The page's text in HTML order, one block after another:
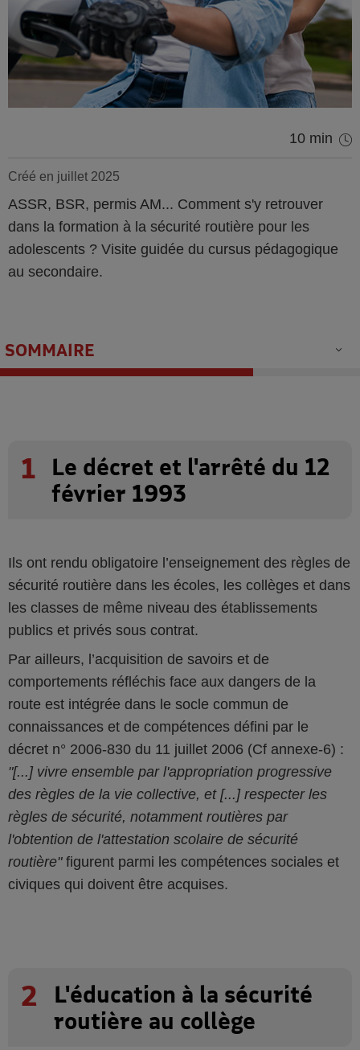
10 min
Créé en juillet 2025
ASSR, BSR, permis AM... Comment s'y retrouver
dans la formation à la sécurité routière pour les
adolescents ? Visite guidée du cursus pédagogique
au secondaire.
SOMMAIRE
1
Le décret et l'arrêté du 12
février 1993
Ils ont rendu obligatoire l’enseignement des règles de
sécurité routière dans les écoles, les collèges et dans
les classes de même niveau des établissements
publics et privés sous contrat.
Par ailleurs, l’acquisition de savoirs et de
comportements réfléchis face aux dangers de la
route est intégrée dans le socle commun de
connaissances et de compétences défini par le
décret n° 2006-830 du 11 juillet 2006 (Cf annexe-6) :
"[...] vivre ensemble par l'appropriation progressive
des règles de la vie collective, et [...] respecter les
règles de sécurité, notamment routières par
l'obtention de l'attestation scolaire de sécurité
routière"figurent parmi les compétences sociales et
civiques qui doivent être acquises.
2
L'éducation à la sécurité
routière au collège